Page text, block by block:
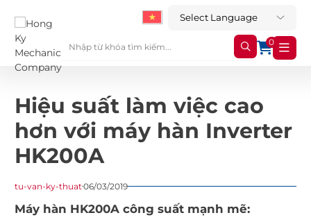
0
Hiệu suất làm việc cao
hơn với máy hàn Inverter
HK200A
tu-van-ky-thuat06/03/2019
Máy hàn HK200A công suất mạnh mẽ: